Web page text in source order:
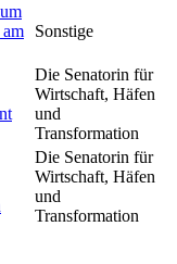
Sonstige
Die Senatorin für
Wirtschaft, Häfen
und
Transformation
Die Senatorin für
Wirtschaft, Häfen
und
Transformation